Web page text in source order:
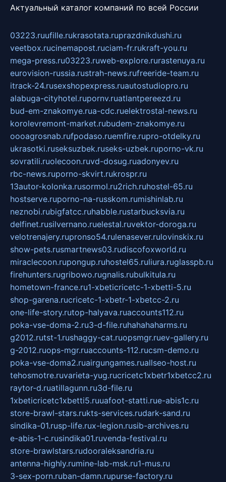
Актуальный каталог компаний по всей России
03223.ruufille.rukrasotata.ruprazdnikdushi.ru
veetbox.rucinemapost.ruciam-fr.rukraft-you.ru
mega-press.ru03223.ruweb-explore.rurastenuya.ru
eurovision-russia.rustrah-news.rufreeride-team.ru
itrack-24.rusexshopexpress.ruautostudiopro.ru
alabuga-cityhotel.rupornv.ruatlantpereezd.ru
bud-em-znakomye.rua-cdc.ruelektrostal-news.ru
korolevremont-market.rubudem-znakomye.ru
oooagrosnab.rufpodaso.ruemfire.rupro-otdelky.ru
ukrasotki.ruseksuzbek.ruseks-uzbek.ruporno-vk.ru
sovratili.ruolecoon.ruvd-dosug.ruadonyev.ru
rbc-news.ruporno-skvirt.rukrospr.ru
13autor-kolonka.rusormol.ru2rich.ruhostel-65.ru
hostserve.ruporno-na-russkom.rumishinlab.ru
neznobi.rubigfatcc.ruhabble.rustarbucksvia.ru
delfinet.rusilvernano.ruelestal.ruvektor-doroga.ru
velotrenajery.rupronso54.rulenasever.rulovinskix.ru
show-pets.rusmartnews03.rudiscofoxworld.ru
miraclecoon.rupongup.ruhostel65.ruliura.ruglasspb.ru
firehunters.rugribowo.rugnalis.rubulkitula.ru
hometown-france.ru1-xbeticricetc-1-xbetti-5.ru
shop-garena.rucricetc-1-xbetr-1-xbetcc-2.ru
one-life-story.rutop-halyava.ruaccounts112.ru
poka-vse-doma-2.ru3-d-file.ruhahahaharms.ru
g2012.rutst-1.rushaggy-cat.ruopsmgr.ruev-gallery.ru
g-2012.ruops-mgr.ruaccounts-112.rucsm-demo.ru
poka-vse-doma2.ruairgungames.ruallseo-host.ru
tehosmotre.ruvarieta-yug.rucricetc1xbetr1xbetcc2.ru
raytor-d.ruatillagunn.ru3d-file.ru
1xbeticricetc1xbetti5.ruuafoot-statti.rue-abis1c.ru
store-brawl-stars.rukts-services.rudark-sand.ru
sindika-01.rusp-life.rux-legion.rusib-archives.ru
e-abis-1-c.rusindika01.ruvenda-festival.ru
store-brawlstars.rudooraleksandria.ru
antenna-highly.rumine-lab-msk.ru1-mus.ru
3-sex-porn.ruban-damn.rupurse-factory.ru